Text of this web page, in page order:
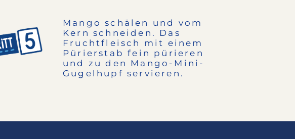
Mango schälen und vom
Kern schneiden. Das
Fruchtfleisch mit einem
Pürierstab fein pürieren
und zu den Mango-Mini-
Gugelhupf servieren.